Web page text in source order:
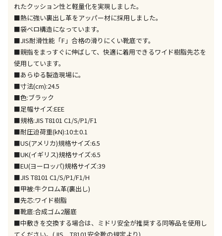
特定の店舗のみで受取ができる商品です（宅配便での
お届けができません）
※同時購入の商品は、全て同じ店舗での受取となりま
す
委託業者によりお届けする商品です
※ほか商品との同時購入はできません。お手数です
が、ご購入手続きを分けてお買い求めください
※支払い方法の代金引換は選択できません。
※電話注文はできません。
宅配のみでお届けする商品です（店舗受取は選択でき
ません）
※「宅配・店舗受取」「宅配のみ」マークの商品のみ
同時購入が可能です
午前9時までのご注文確定した商品については、当日に
出荷いたします。
ただし、メーカーの営業日に基づき出荷手続きを行う
ため、通常よりお時間をいただく場合がございます。
また、日曜・祝日や年末年始などの長期休業期間中
は、休業明けからの出荷対応となります。
れたクッション性と軽量化を実現しました。
■熱に強い裏出し革をアッパー材に採用しました。
■袋ベロ構造になっています。
■JIS耐滑性能「F」合格の滑りにくい靴底です。
■親指をまっすぐに伸ばして、快適に着用できるワイド樹脂先芯を
使用しています。
■あらゆる製造現場に。
■寸法(cm):24.5
■色:ブラック
■足幅サイズ:EEE
■規格:JIS T8101 C1/S/P1/F1
■耐圧迫荷重(kN):10±0.1
■US(アメリカ)規格サイズ:6.5
■UK(イギリス)規格サイズ:6.5
■EU(ヨーロッパ)規格サイズ:39
■JIS T8101 C1/S/P1/F1/H
■甲被:牛クロム革(裏出し)
■先芯:ワイド樹脂
■靴底:合成ゴム2層底
■中敷きを交換する場合は、ミドリ安全が推奨する同等品を使用し